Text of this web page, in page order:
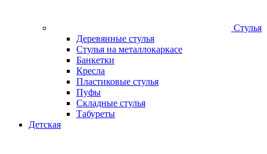
Стулья
Деревянные стулья
Стулья на металлокаркасе
Банкетки
Кресла
Пластиковые стулья
Пуфы
Складные стулья
Табуреты
Детская